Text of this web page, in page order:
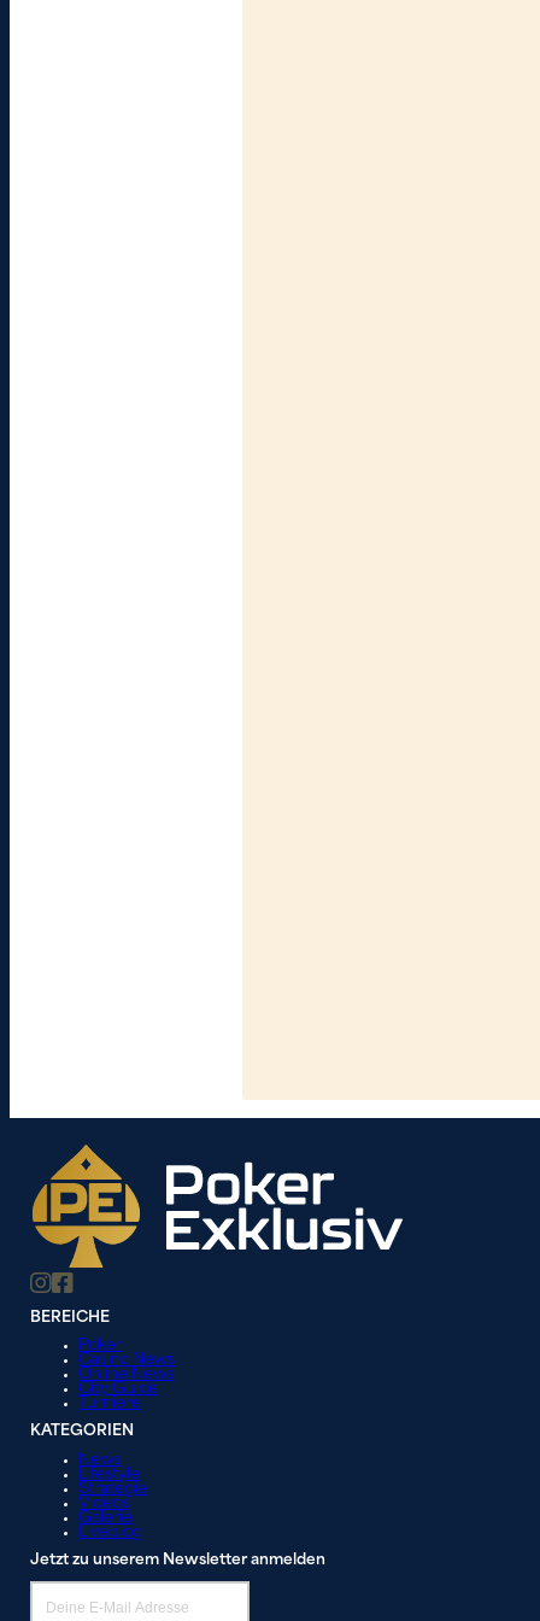
BEREICHE
Poker
Casino News
Online News
City Guide
Turniere
KATEGORIEN
News
Lifestyle
Strategie
Videos
Galerie
Liveblog
Jetzt zu unserem Newsletter anmelden